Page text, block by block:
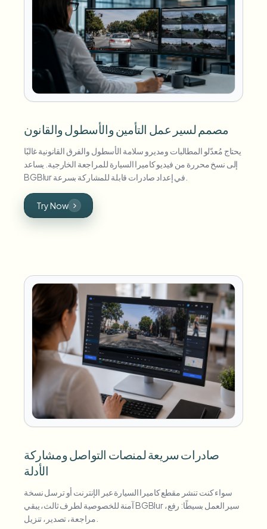
مصمم لسير عمل التأمين والأسطول والقانون
يحتاج مُعدّلو المطالبات ومديرو سلامة الأسطول والفرق القانونية غالبًا
إلى نسخ محررة من فيديو كاميرا السيارة للمراجعة الخارجية. يساعد
Try Now
صادرات سريعة لمنصات التواصل ومشاركة
الأدلة
سواء كنت تنشر مقطع كاميرا السيارة عبر الإنترنت أو ترسل نسخة
آمنة للخصوصية لطرف ثالث، يبقي BGBlur سير العمل بسيطًا: رفع،